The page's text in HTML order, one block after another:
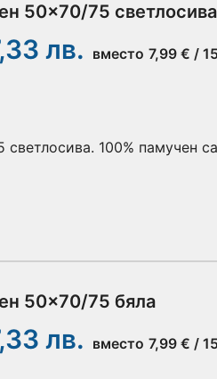
50x70/75 светлосива
лв. вместо 7,99 € /
100% памучен
50x70/75 бяла
лв. вместо 7,99 € /